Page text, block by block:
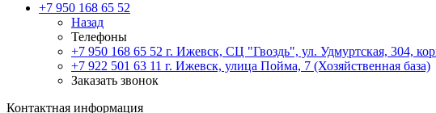
+7 950 168 65 52
Назад
Телефоны
+7 950 168 65 52 г. Ижевск, СЦ "Гвоздь", ул. Удмуртская, 304,
+7 922 501 63 11 г. Ижевск, улица Пойма, 7 (Хозяйственная база)
Заказать звонок
Контактная информация